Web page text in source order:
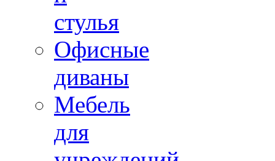
стулья
Офисные
диваны
Мебель
для